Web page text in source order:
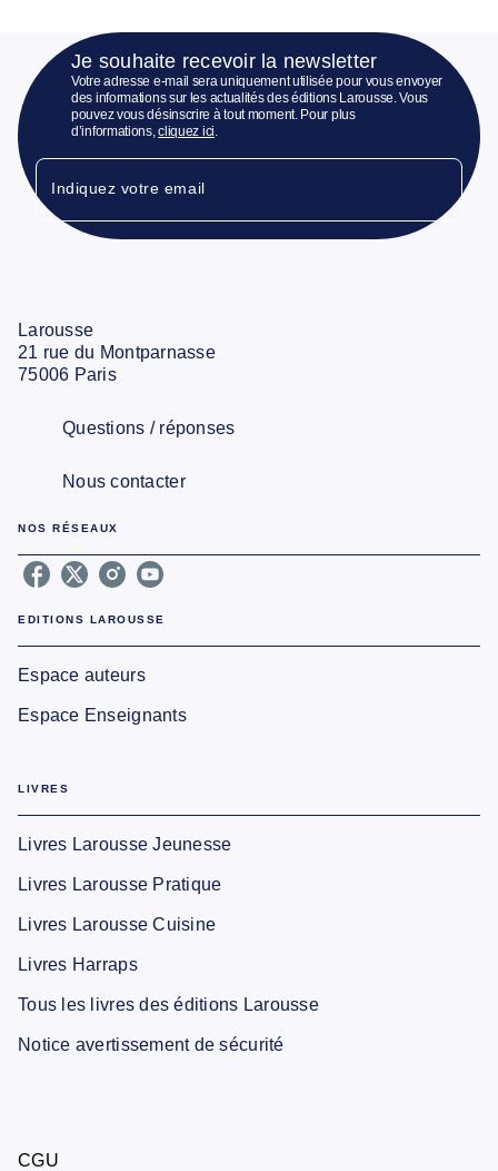
Je souhaite recevoir la newsletter
Votre adresse e-mail sera uniquement utilisée pour vous envoyer
des informations sur les actualités des éditions Larousse. Vous
pouvez vous désinscrire à tout moment. Pour plus
d’informations,cliquez ici.
Indiquez votre email
Larousse
21 rue du Montparnasse
75006 Paris
Questions / réponses
Nous contacter
NOS RÉSEAUX
EDITIONS LAROUSSE
Espace auteurs
Espace Enseignants
LIVRES
Livres Larousse Jeunesse
Livres Larousse Pratique
Livres Larousse Cuisine
Livres Harraps
Tous les livres des éditions Larousse
Notice avertissement de sécurité
CGU